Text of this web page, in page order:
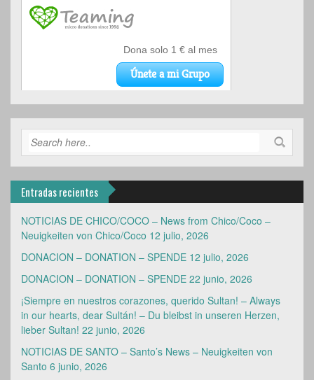
Entradas recientes
NOTICIAS DE CHICO/COCO – News from Chico/Coco –
Neuigkeiten von Chico/Coco 12 julio, 2026
DONACION – DONATION – SPENDE 12 julio, 2026
DONACION – DONATION – SPENDE 22 junio, 2026
¡Siempre en nuestros corazones, querido Sultan! – Always
in our hearts, dear Sultán! – Du bleibst in unseren Herzen,
lieber Sultan! 22 junio, 2026
NOTICIAS DE SANTO – Santo’s News – Neuigkeiten von
Santo 6 junio, 2026